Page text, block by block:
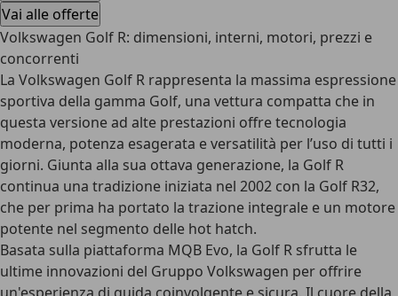
Vai alle offerte
Volkswagen Golf R: dimensioni, interni, motori, prezzi e
concorrenti
La Volkswagen Golf R rappresenta la massima espressione
sportiva della gamma Golf, una vettura compatta che in
questa versione ad alte prestazioni offre tecnologia
moderna, potenza esagerata e versatilità per l’uso di tutti i
giorni. Giunta alla sua ottava generazione, la Golf R
continua una tradizione iniziata nel 2002 con la Golf R32,
che per prima ha portato la trazione integrale e un motore
potente nel segmento delle hot hatch.
Basata sulla piattaforma MQB Evo, la Golf R sfrutta le
ultime innovazioni del Gruppo Volkswagen per offrire